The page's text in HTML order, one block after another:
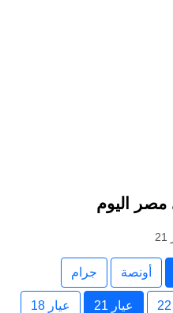
أونصة جرام
عيار 21 عيار 18